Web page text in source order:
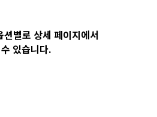
별로 상세 페이지에서
있습니다.